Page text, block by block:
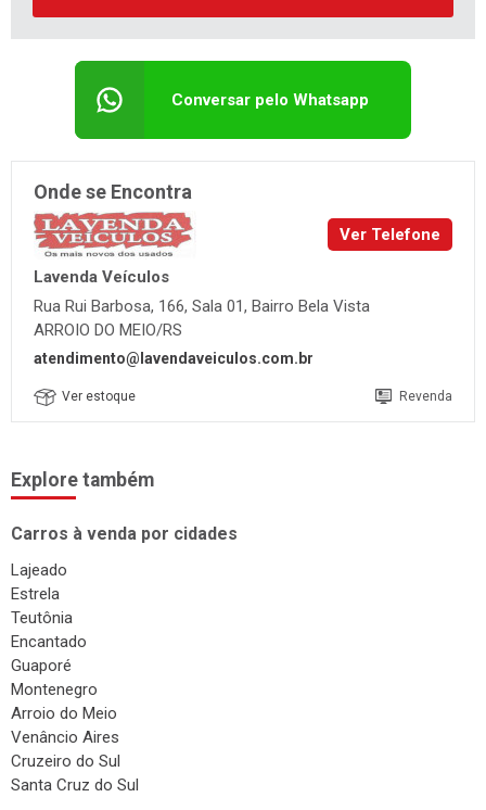
Conversar pelo Whatsapp
Onde se Encontra
Ver Telefone
Lavenda Veículos
Rua Rui Barbosa, 166, Sala 01, Bairro Bela Vista
ARROIO DO MEIO/RS
atendimento@lavendaveiculos.com.br
Ver estoque Revenda
Explore também
Carros à venda por cidades
Lajeado
Estrela
Teutônia
Encantado
Guaporé
Montenegro
Arroio do Meio
Venâncio Aires
Cruzeiro do Sul
Santa Cruz do Sul